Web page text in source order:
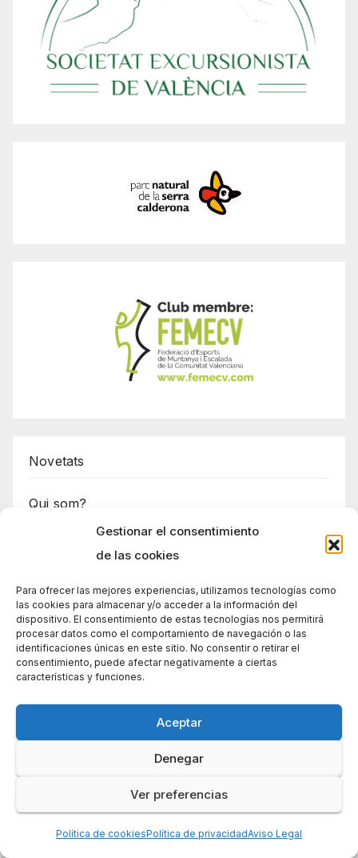
Gestionar el consentimiento
de las cookies
Para ofrecer las mejores experiencias, utilizamos tecnologías como
las cookies para almacenar y/o acceder a la información del
dispositivo. El consentimiento de estas tecnologías nos permitirá
procesar datos como el comportamiento de navegación o las
identificaciones únicas en este sitio. No consentir o retirar el
consentimiento, puede afectar negativamente a ciertas
características y funciones.
Aceptar
Denegar
Ver preferencias
Política de cookiesPolítica de privacidadAviso Legal
Novetats
Qui som?
Les nostres activitats
Colla de Senders
Secció de Muntanya
Articles de Muntanya
Les Tertulies dels Llibres de Muntanya
SEV – Cultura
Les nostres conferències en línia